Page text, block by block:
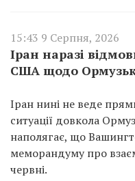
15:43 9 Серпня, 2026
Іран наразі
США щодо
Іран нині не веде
ситуації довкола
наполягає, що
меморандуму про
червні.